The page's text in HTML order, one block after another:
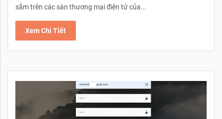
sắm trên các sàn thương mại điện tử của...
Xem Chi Tiết